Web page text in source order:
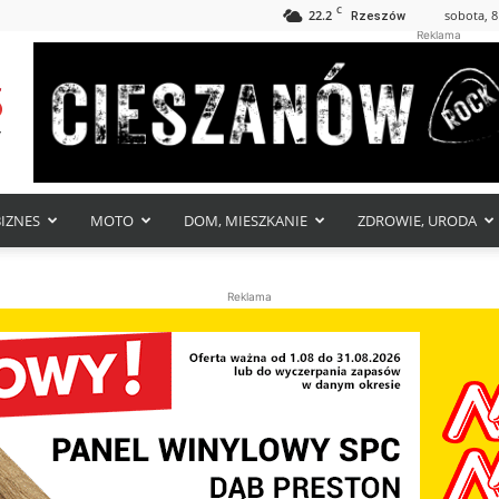
22.2 C Rzeszów sobota,
Reklama
MOTO DOM, MIESZKANIE ZDROWIE, URODA
Reklama